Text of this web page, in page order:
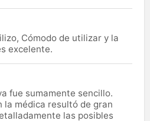
Cómodo de utilizar y la
excelente.
fue sumamente sencillo.
la médica resultó de gran
las posibles